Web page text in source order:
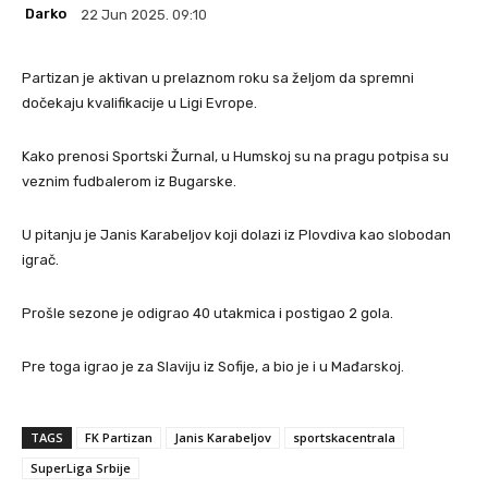
Darko 22 Jun 2025. 09:10
Partizan je aktivan u prelaznom roku sa željom da spremni
dočekaju kvalifikacije u Ligi Evrope.
Kako prenosi Sportski Žurnal, u Humskoj su na pragu potpisa su
veznim fudbalerom iz Bugarske.
U pitanju je Janis Karabeljov koji dolazi iz Plovdiva kao slobodan
igrač.
Prošle sezone je odigrao 40 utakmica i postigao 2 gola.
Pre toga igrao je za Slaviju iz Sofije, a bio je i u Mađarskoj.
TAGS FK Partizan Janis Karabeljov
sportskacentrala
SuperLiga Srbije